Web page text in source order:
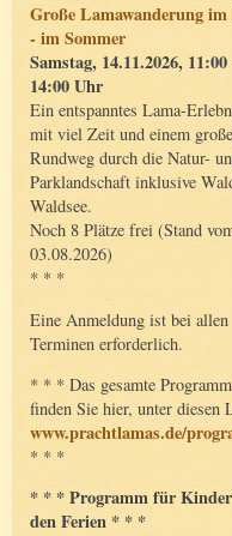
Große Lamawanderung
- im Sommer
Samstag, 14.11.2026, 11:00
14:00 Uhr
Ein entspanntes Lama-
mit viel Zeit und einem
Rundweg durch die Natur-
Parklandschaft inklusive
Waldsee.
Noch 8 Plätze frei (Stand
03.08.2026)
* * *
Eine Anmeldung ist bei allen
Terminen erforderlich.
* * * Das gesamte Programm
finden Sie hier, unter diesen
www.prachtlamas.de/
* * *
* * * Programm für
den Ferien * * *